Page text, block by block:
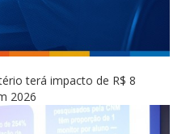
terá impacto de R$ 8
2026